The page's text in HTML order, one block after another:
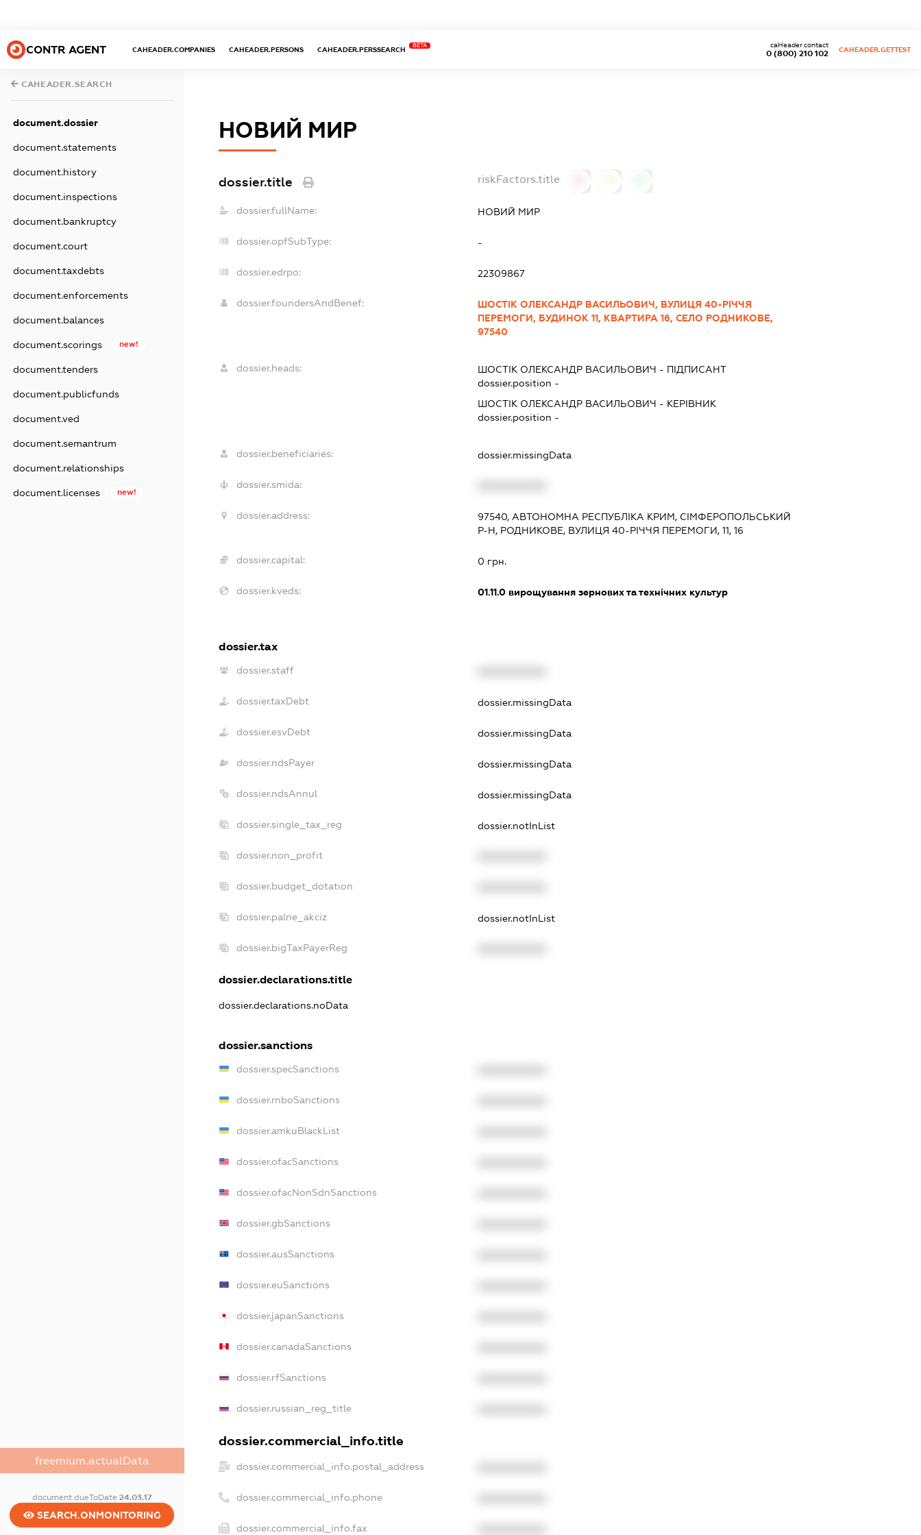
CONTR AGENT CAHEADER.COMPANIES CAHEADER.PERSONS CAHEADER.PERSSEARCH
BETA
0 (800) 210 102
caHeader.contact
CAHEADER.GETTEST
CAHEADER.SEARCH
document.dossier
document.statements
document.history
document.inspections
document.bankruptcy
document.court
document.taxdebts
document.enforcements
document.balances
document.scorings new!
document.tenders
document.publicfunds
document.ved
document.semantrum
document.relationships
document.licenses new!
freemium.actualData
document.dueToDate 24.03.17
SEARCH.ONMONITORING
НОВИЙ МИР
dossier.title riskFactors.title
dossier.fullName: НОВИЙ МИР
dossier.opfSubType: -
dossier.edrpo: 22309867
dossier.foundersAndBenef:
ШОСТІК ОЛЕКСАНДР ВАСИЛЬОВИЧ, ВУЛИЦЯ 40-РІЧЧЯ
ПЕРЕМОГИ, БУДИНОК 11, КВАРТИРА 16, СЕЛО РОДНИКОВЕ,
97540
dossier.heads: ШОСТІК ОЛЕКСАНДР ВАСИЛЬОВИЧ - ПІДПИСАНТ
dossier.position -
ШОСТІК ОЛЕКСАНДР ВАСИЛЬОВИЧ - КЕРІВНИК
dossier.position -
dossier.beneficiaries: dossier.missingData
dossier.smida:
dossier.address:
97540, АВТОНОМНА РЕСПУБЛІКА КРИМ, СІМФЕРОПОЛЬСЬКИЙ
Р-Н, РОДНИКОВЕ, ВУЛИЦЯ 40-РІЧЧЯ ПЕРЕМОГИ, 11, 16
dossier.capital: 0 грн.
dossier.kveds: 01.11.0 вирощування зернових та технічних культур
dossier.tax
dossier.staff
dossier.taxDebt dossier.missingData
dossier.esvDebt dossier.missingData
dossier.ndsPayer dossier.missingData
dossier.ndsAnnul dossier.missingData
dossier.single_tax_reg dossier.notInList
dossier.non_profit
dossier.budget_dotation
dossier.palne_akciz dossier.notInList
dossier.bigTaxPayerReg
dossier.declarations.title
dossier.declarations.noData
dossier.sanctions
dossier.specSanctions
dossier.rnboSanctions
dossier.amkuBlackList
dossier.ofacSanctions
dossier.ofacNonSdnSanctions
dossier.gbSanctions
dossier.ausSanctions
dossier.euSanctions
dossier.japanSanctions
dossier.canadaSanctions
dossier.rfSanctions
dossier.russian_reg_title
dossier.commercial_info.title
dossier.commercial_info.postal_address
dossier.commercial_info.phone
dossier.commercial_info.fax